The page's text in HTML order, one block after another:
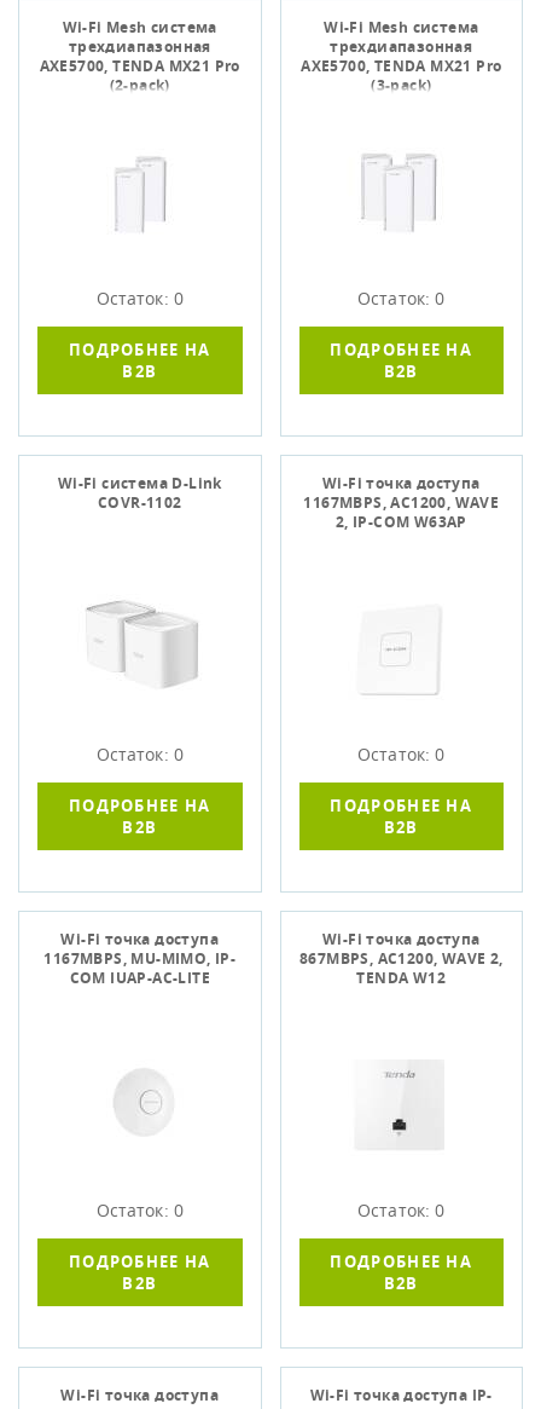
Wi-Fi Mesh система
трехдиапазонная
AXE5700, TENDA MX21 Pro
(2-pack)
Остаток: 0
ПОДРОБНЕЕ НА
B2B
Wi-Fi Mesh система
трехдиапазонная
AXE5700, TENDA MX21 Pro
(3-pack)
Остаток: 0
ПОДРОБНЕЕ НА
B2B
Wi-Fi система D-Link
COVR-1102
Остаток: 0
ПОДРОБНЕЕ НА
B2B
Wi-Fi точка доступа
1167MBPS, AC1200, WAVE
2, IP-COM W63AP
Остаток: 0
ПОДРОБНЕЕ НА
B2B
Wi-Fi точка доступа
1167MBPS, MU-MIMO, IP-
COM IUAP-AC-LITE
Остаток: 0
ПОДРОБНЕЕ НА
B2B
Wi-Fi точка доступа
867MBPS, AC1200, WAVE 2,
TENDA W12
Остаток: 0
ПОДРОБНЕЕ НА
B2B
Wi-Fi точка доступа
Wi-Fi точка доступа IP-